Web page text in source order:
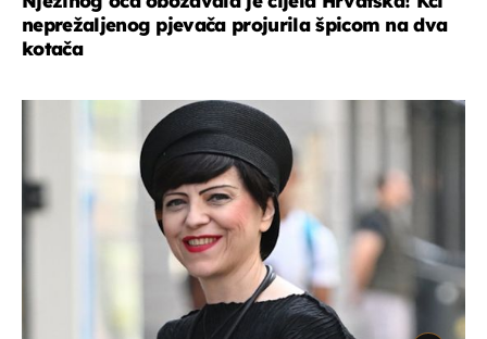
neprežaljenog pjevača projurila špicom na dva
kotača